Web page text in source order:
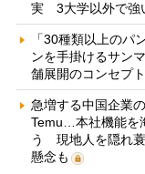
実 3大学以外で強
「30種類以上のパ
ンを手掛けるサン
舗展開のコンセプ
急増する中国企業
Temu…本社機能を
う 現地人を隠れ
懸念も